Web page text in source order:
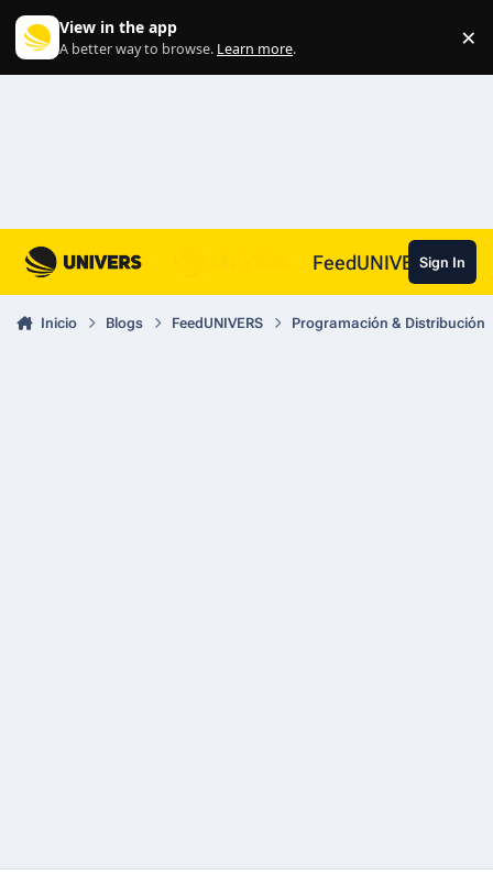
View in the app
A better way to browse. Learn more. ×
FeedUNIVERSSign In
Inicio Blogs FeedUNIVERS Programación & Distribución